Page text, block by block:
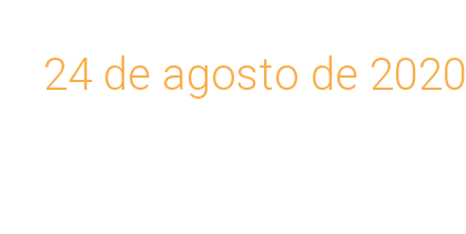
24 de agosto de 2020